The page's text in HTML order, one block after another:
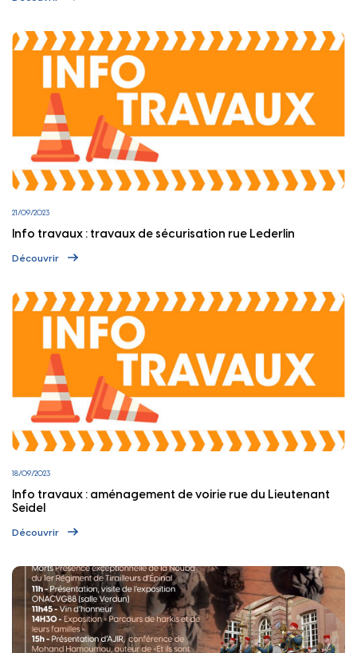
21/09/2023
Info travaux : travaux de sécurisation rue Lederlin
Découvrir
18/09/2023
Info travaux : aménagement de voirie rue du Lieutenant
Seidel
Découvrir